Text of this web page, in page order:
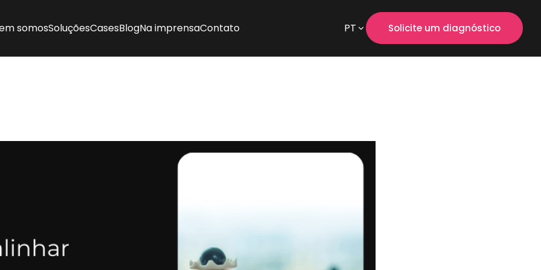
somosSoluçõesCasesBlogNa imprensaContato PT Solicite um diagnóstico